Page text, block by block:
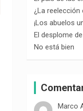
¿La
¡Los abuelos
El desplome
No está bien
Marco